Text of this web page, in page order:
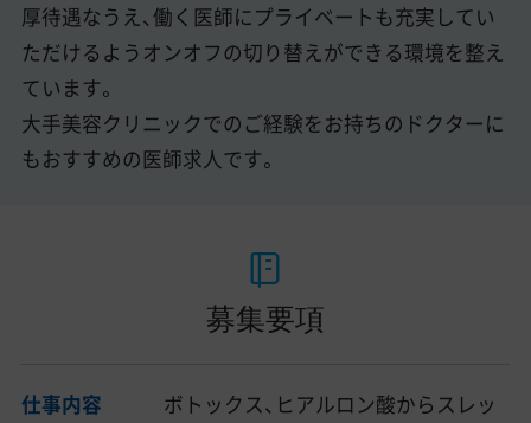
厚待遇なうえ、働く医師にプライベートも充実してい
ただけるようオンオフの切り替えができる環境を整え
ています。
大手美容クリニックでのご経験をお持ちのドクターに
もおすすめの医師求人です。
募集要項
仕事内容
ボトックス、ヒアルロン酸からスレッ